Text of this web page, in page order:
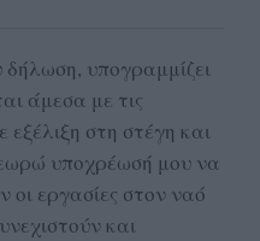
υπογραμμίζει
άμεσα με τις
εξέλιξη στη στέγη και
υποχρέωσή μου να
εργασίες στον ναό
και